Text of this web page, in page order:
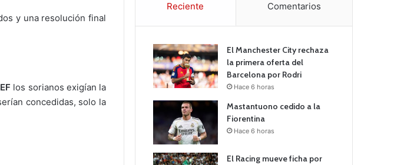
y una resolución final
los sorianos exigían la
concedidas, solo la
Reciente Comentarios
El Manchester City rechaza
la primera oferta del
Barcelona por Rodri
Hace 6 horas
Mastantuono cedido a la
Fiorentina
Hace 6 horas
El Racing mueve ficha por